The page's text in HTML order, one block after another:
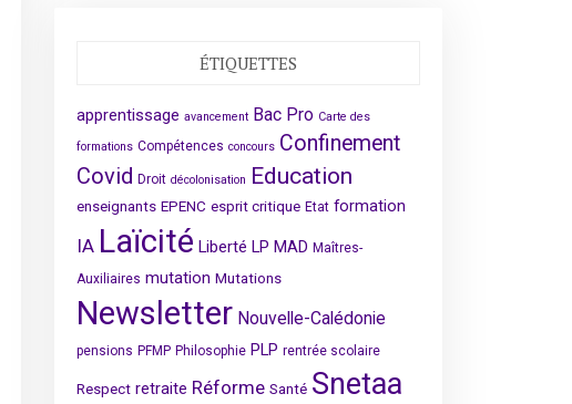
ÉTIQUETTES
apprentissage avancement Bac Pro Carte des
formations Compétences concours Confinement
Covid Droit décolonisation Education
enseignants EPENC esprit critique Etat formation
IA Laïcité Liberté LP MAD Maîtres-
Auxiliaires mutation Mutations
Newsletter Nouvelle-Calédonie
pensions PFMP Philosophie PLP rentrée scolaire
Respect retraite Réforme Santé Snetaa